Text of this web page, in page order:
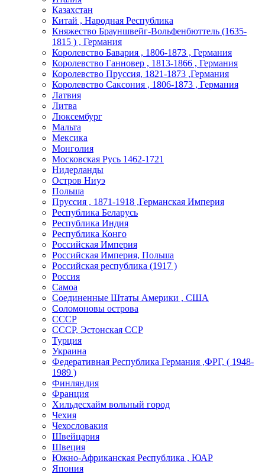
Казахстан
Китай , Народная Республика
Княжество Брауншвейг-Вольфенбюттель (1635-
1815 ) , Германия
Королевство Бавария , 1806-1873 , Германия
Королевство Ганновер , 1813-1866 , Германия
Королевство Пруссия, 1821-1873 ,Германия
Королевство Саксония , 1806-1873 , Германия
Латвия
Литва
Люксембург
Мальта
Мексика
Монголия
Московская Русь 1462-1721
Нидерланды
Остров Ниуэ
Польша
Пруссия , 1871-1918 ,Германская Империя
Республика Беларусь
Республика Индия
Республика Конго
Российская Империя
Российская Империя, Польша
Российская республика (1917 )
Россия
Самоа
Соединенные Штаты Америки , США
Соломоновы острова
СССР
СССР, Эстонская ССР
Турция
Украина
Федеративная Республика Германия ,ФРГ, ( 1948-
1989 )
Финляндия
Франция
Хильдесхайм вольный город
Чехия
Чехословакия
Швейцария
Швеция
Южно-Африканская Республика , ЮАР
Япония